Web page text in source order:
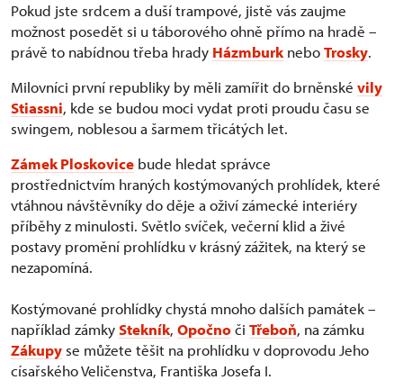
Pokud jste srdcem a duší trampové, jistě vás zaujme
možnost posedět si u táborového ohně přímo na hradě –
právě to nabídnou třeba hrady Házmburk neboTrosky.
Milovníci první republiky by měli zamířit do brněnské vily
Stiassni, kde se budou moci vydat proti proudu času se
swingem, noblesou a šarmem třicátých let.
Zámek Ploskovice bude hledat správce
prostřednictvím hraných kostýmovaných prohlídek, které
vtáhnou návštěvníky do děje a oživí zámecké interiéry
příběhy z minulosti. Světlo svíček, večerní klid a živé
postavy promění prohlídku v krásný zážitek, na který se
nezapomíná.
Kostýmované prohlídky chystá mnoho dalších památek –
například zámkyStekník, Opočnoči Třeboň, na zámku
Zákupy se můžete těšit na prohlídku v doprovodu Jeho
císařského Veličenstva, Františka Josefa I.